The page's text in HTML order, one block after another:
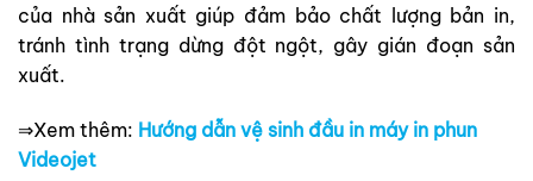
của nhà sản xuất giúp đảm bảo chất lượng bản in,
tránh tình trạng dừng đột ngột, gây gián đoạn sản
xuất.
⇒Xem thêm: Hướng dẫn vệ sinh đầu in máy in phun
Videojet